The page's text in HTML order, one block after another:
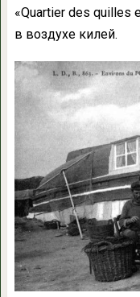
«Quartier des quilles
в воздухе килей.